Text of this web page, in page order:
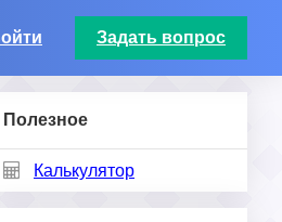
Задать вопрос
Полезное
Калькулятор